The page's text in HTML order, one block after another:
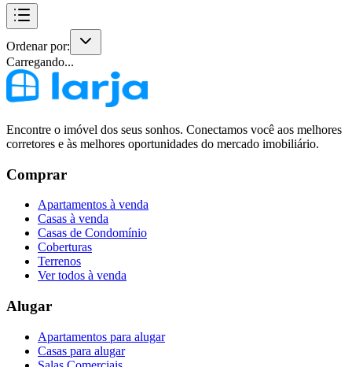
Ordenar por:
Carregando...
Encontre o imóvel dos seus sonhos. Conectamos você aos melhores
corretores e às melhores oportunidades do mercado imobiliário.
Comprar
Apartamentos à venda
Casas à venda
Casas de Condomínio
Coberturas
Terrenos
Ver todos à venda
Alugar
Apartamentos para alugar
Casas para alugar